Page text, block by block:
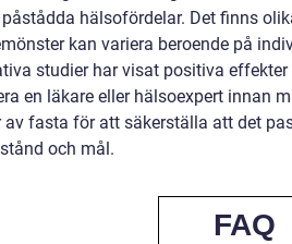
hälsofördelar. Det finns
kan variera beroende på
studier har visat positiva
en läkare eller hälsoexpert innan
av fasta för att säkerställa att det
och mål.
FAQ